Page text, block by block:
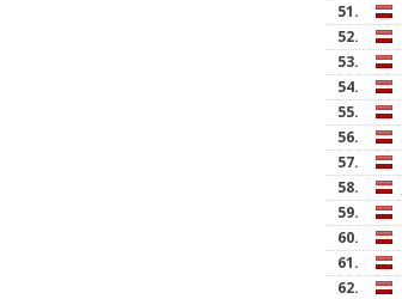
51.
52.
53.
54.
55.
56.
57.
58.
59.
60.
61.
62.